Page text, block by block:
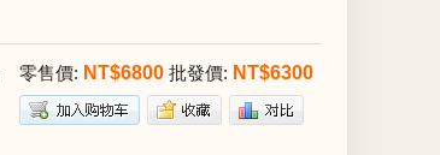
零售價: NT$6800 批發價: NT$6300